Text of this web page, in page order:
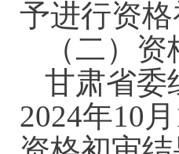
予进行资格
（二）
甘肃省委
2024年10